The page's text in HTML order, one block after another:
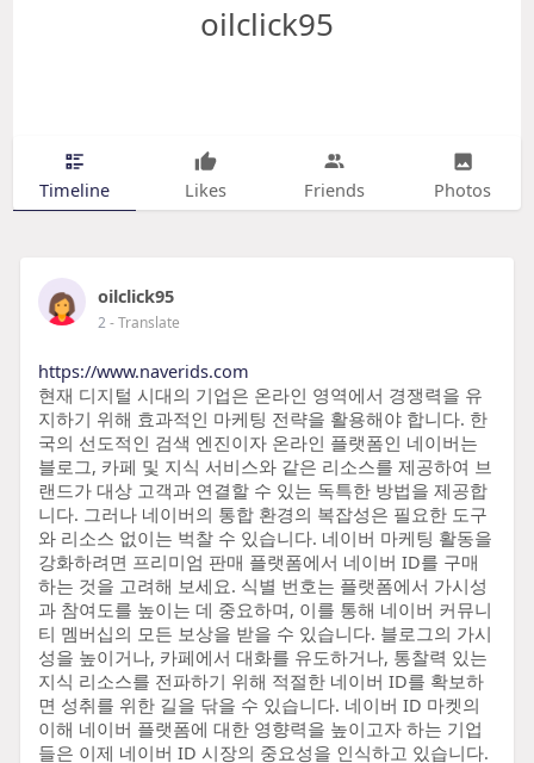
oilclick95
Timeline Likes Friends Photos
oilclick95
2- Translate
https://www.naverids.com
현재 디지털 시대의 기업은 온라인 영역에서 경쟁력을 유
지하기 위해 효과적인 마케팅 전략을 활용해야 합니다. 한
국의 선도적인 검색 엔진이자 온라인 플랫폼인 네이버는
블로그, 카페 및 지식 서비스와 같은 리소스를 제공하여 브
랜드가 대상 고객과 연결할 수 있는 독특한 방법을 제공합
니다. 그러나 네이버의 통합 환경의 복잡성은 필요한 도구
와 리소스 없이는 벅찰 수 있습니다. 네이버 마케팅 활동을
강화하려면 프리미엄 판매 플랫폼에서 네이버 ID를 구매
하는 것을 고려해 보세요. 식별 번호는 플랫폼에서 가시성
과 참여도를 높이는 데 중요하며, 이를 통해 네이버 커뮤니
티 멤버십의 모든 보상을 받을 수 있습니다. 블로그의 가시
성을 높이거나, 카페에서 대화를 유도하거나, 통찰력 있는
지식 리소스를 전파하기 위해 적절한 네이버 ID를 확보하
면 성취를 위한 길을 닦을 수 있습니다. 네이버 ID 마켓의
이해 네이버 플랫폼에 대한 영향력을 높이고자 하는 기업
들은 이제 네이버 ID 시장의 중요성을 인식하고 있습니다.